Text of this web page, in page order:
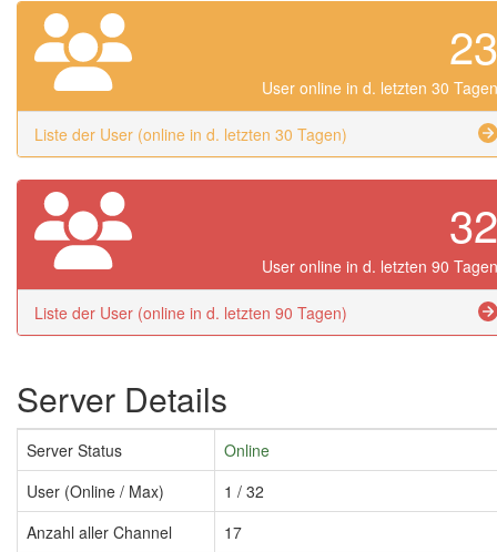
23
User online in d. letzten 30 Tagen
Liste der User (online in d. letzten 30 Tagen)
32
User online in d. letzten 90 Tagen
Liste der User (online in d. letzten 90 Tagen)
Server Details
Server Status
Online
User (Online / Max)
1 / 32
Anzahl aller Channel
17